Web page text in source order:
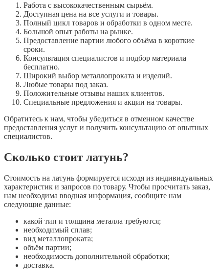
Работа с высококачественным сырьём.
Доступная цена на все услуги и товары.
Полный цикл товаров и обработки в одном месте.
Большой опыт работы на рынке.
Предоставление партии любого объёма в короткие
сроки.
Консультация специалистов и подбор материала
бесплатно.
Широкий выбор металлопроката и изделий.
Любые товары под заказ.
Положительные отзывы наших клиентов.
Специальные предложения и акции на товары.
Обратитесь к нам, чтобы убедиться в отменном качестве
предоставления услуг и получить консультацию от опытных
специалистов.
Сколько стоит латунь?
Стоимость на латунь формируется исходя из индивидуальных
характеристик и запросов по товару. Чтобы просчитать заказ,
нам необходима вводная информация, сообщите нам
следующие данные:
какой тип и толщина металла требуются;
необходимый сплав;
вид металлопроката;
объём партии;
необходимость дополнительной обработки;
доставка.